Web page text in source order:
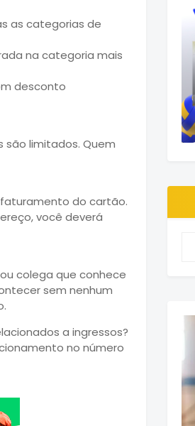
as categorias de
na categoria mais
desconto
são limitados. Quem
do cartão.
você deverá
colega que conhece
sem nenhum
a ingressos?
no número